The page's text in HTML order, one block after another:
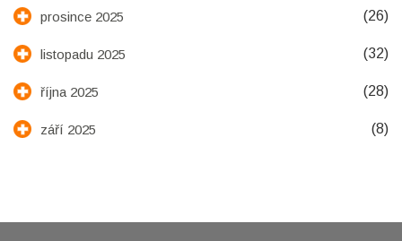
prosince 2025 (26)
listopadu 2025 (32)
října 2025 (28)
září 2025 (8)